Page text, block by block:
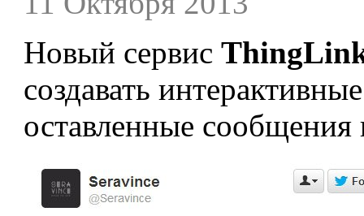
Новый сервис
создавать
оставленные